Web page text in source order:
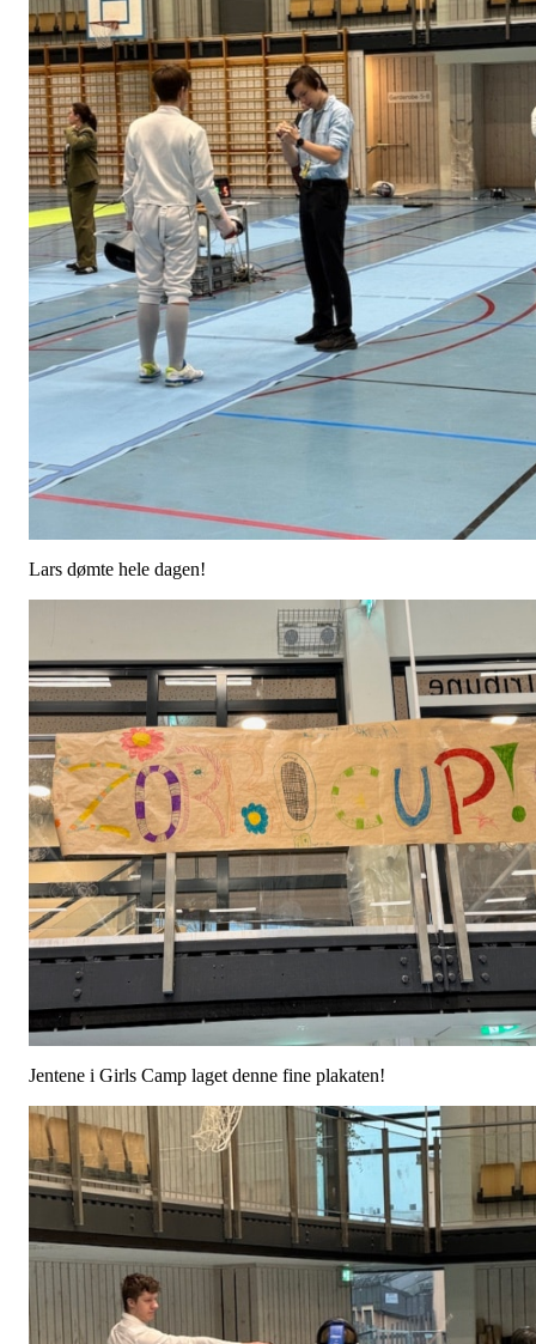
Lars dømte hele dagen!
Jentene i Girls Camp laget denne fine plakaten!